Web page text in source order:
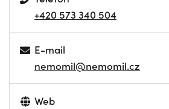
+420 573 340 504
E-mail
nemomil@nemomil.cz
Web